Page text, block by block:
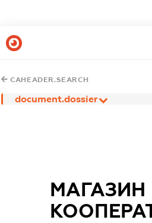
CAHEADER.SEARCH
document.dossier
МАГАЗИН